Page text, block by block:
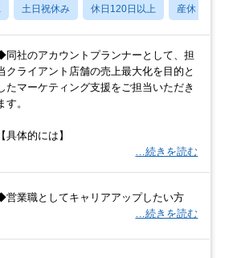
土日祝休み 休日120日以上 産休・育休
同社のアカウントプランナーとして、担
クライアント店舗の売上最大化を目的と
たマーケティング支援をご担当いただき
す。
【具体的には】
…続きを読む
営業職としてキャリアアップしたい方
…続きを読む